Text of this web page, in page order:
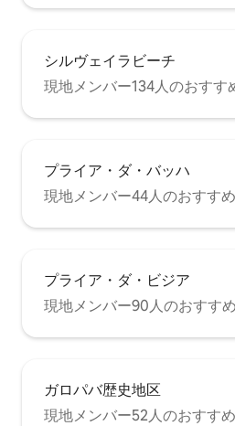
シルヴェイラビーチ
現地メンバー134人のおすす
プライア・ダ・バッハ
現地メンバー44人のおすすめ
プライア・ダ・ビジア
現地メンバー90人のおすすめ
ガロパバ歴史地区
現地メンバー52人のおすすめ